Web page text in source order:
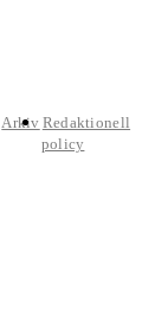
Arkiv Redaktionell
policy